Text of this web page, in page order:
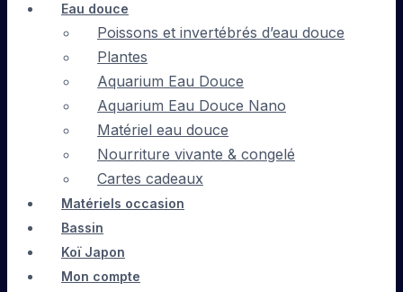
Eau douce
Poissons et invertébrés d’eau douce
Plantes
Aquarium Eau Douce
Aquarium Eau Douce Nano
Matériel eau douce
Nourriture vivante & congelé
Cartes cadeaux
Matériels occasion
Bassin
Koï Japon
Mon compte